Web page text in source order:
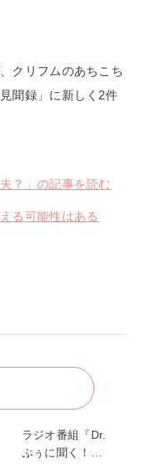
クリフムのあちこち
聞録」に新しく2件
？」の記事を読む
る可能性はある
ラジオ番組『Dr.
ぷぅに聞く！…